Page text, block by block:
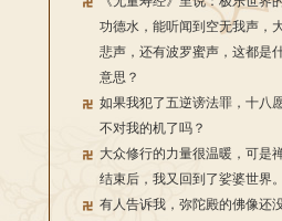
功德水，能听闻到空无我声，
悲声，还有波罗蜜声，这都是
意思？
如果我犯了五逆谤法罪，十八
不对我的机了吗？
大众修行的力量很温暖，可是
结束后，我又回到了娑婆世界。
有人告诉我，弥陀殿的佛像还